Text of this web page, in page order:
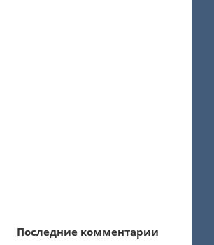
Последние комментарии